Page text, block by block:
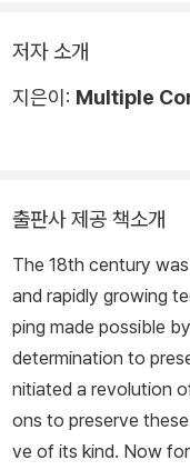
저자 소개
지은이: Multiple
출판사 제공 책소개
The 18th century
and rapidly growing
ping made possible
determination to
nitiated a revolution
ons to preserve
ve of its kind. Now